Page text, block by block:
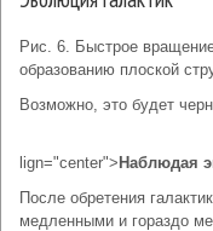
Рис. 6. Быстрое
образованию плоской
Возможно, это будет
lign="center"> Наблюдая
После обретения
медленными и гораздо